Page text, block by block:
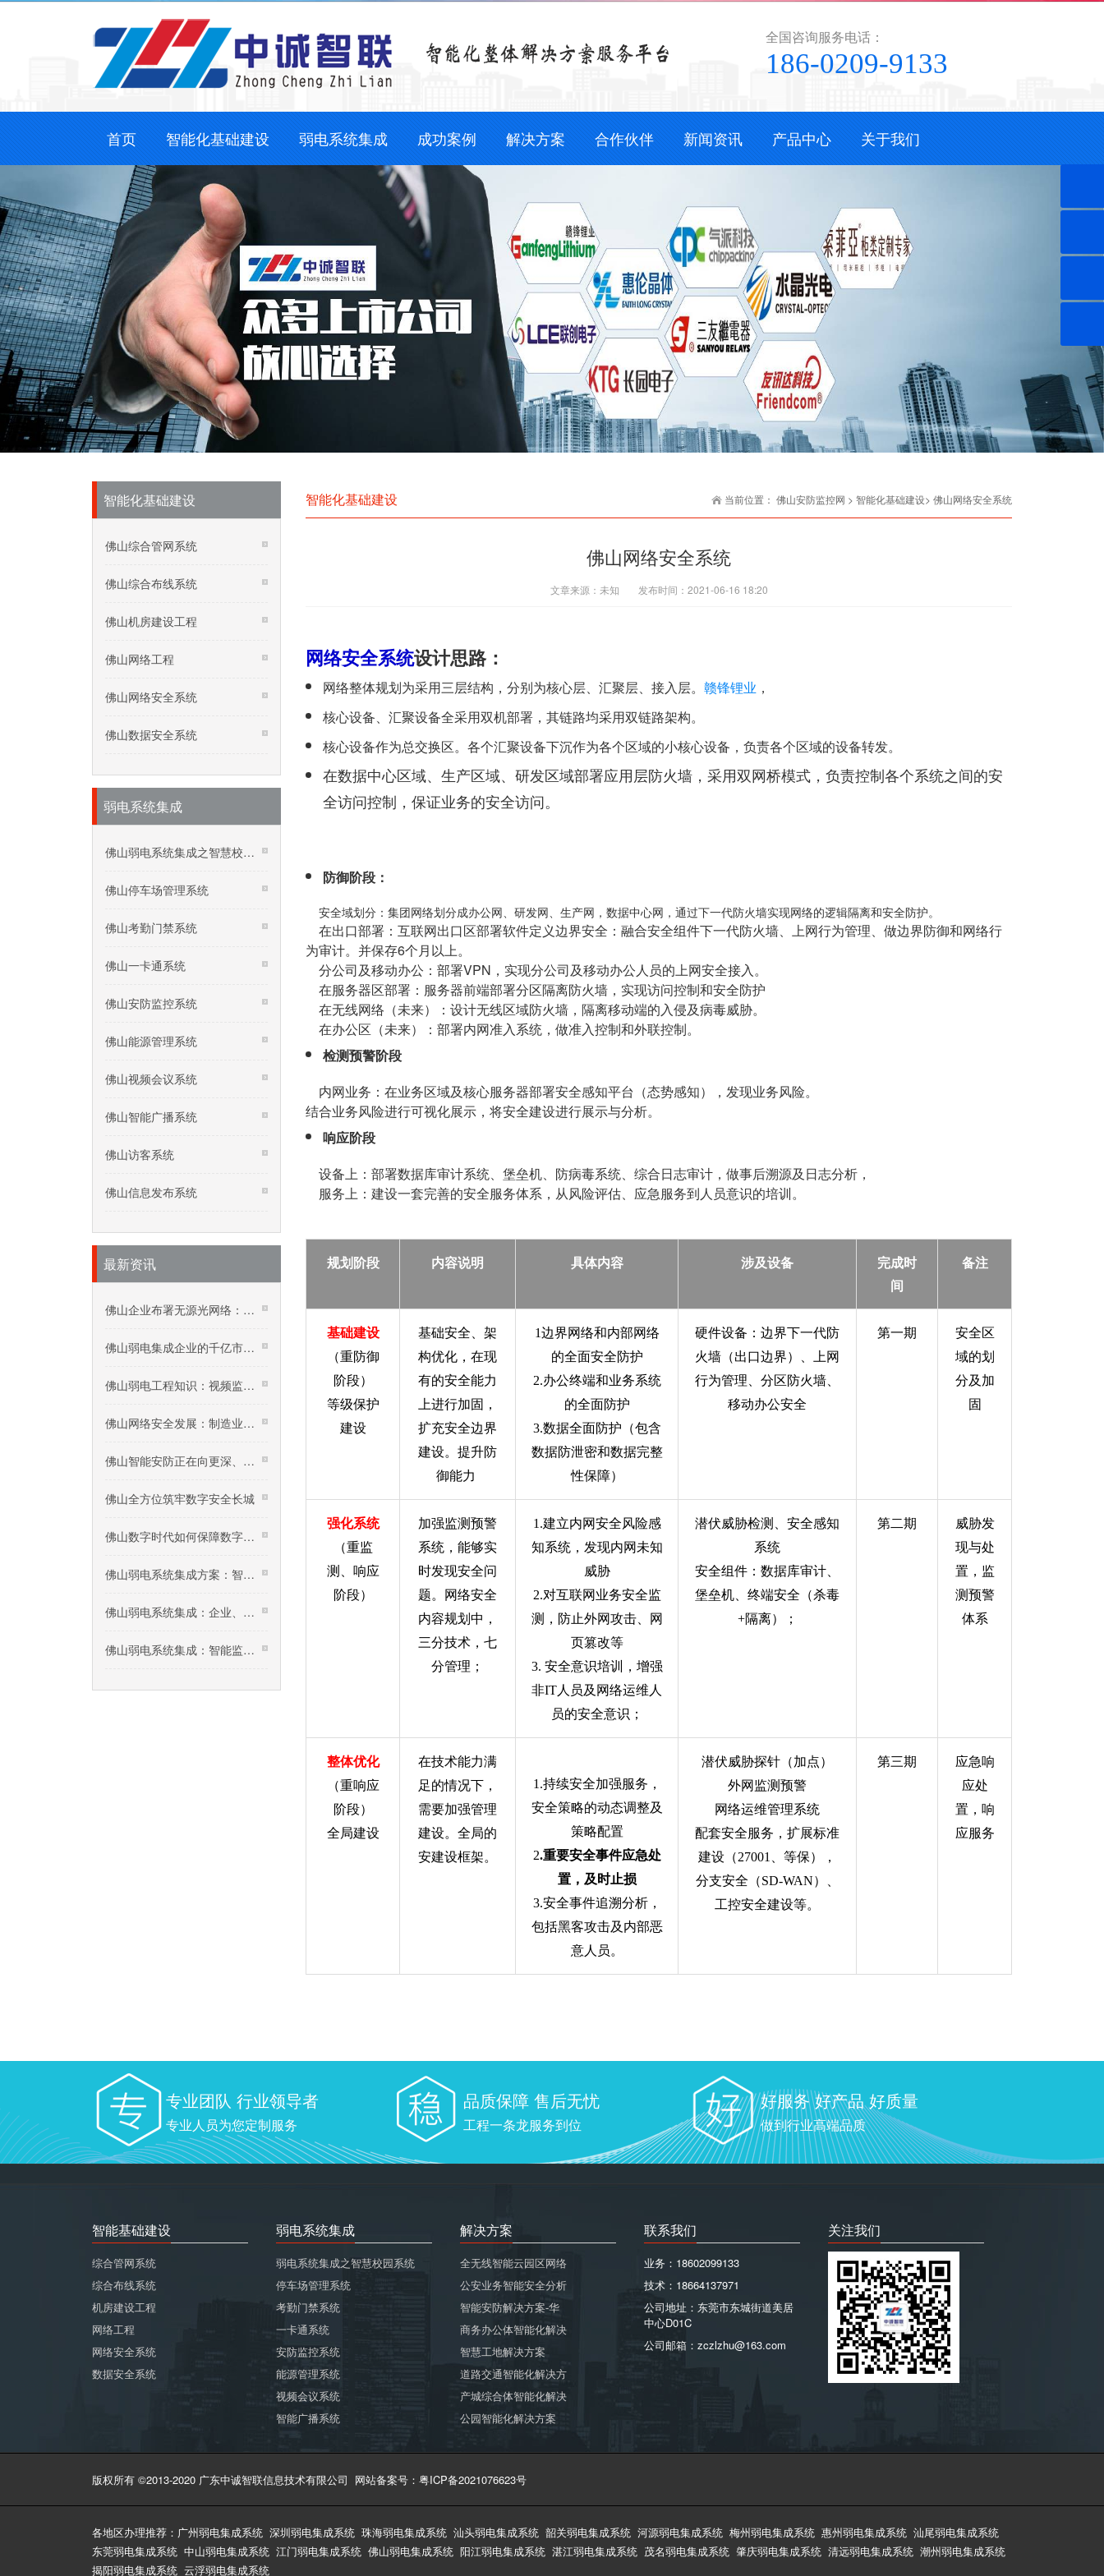
全国咨询服务电话：
186-0209-9133
首页 智能化基础建设 弱电系统集成 成功案例 解决方案 合作伙伴 新闻资讯 产品中心 关于我们
当前位置： 佛山安防监控网 > 智能化基础建设> 佛山网络安全系统
智能化基础建设
佛山网络安全系统
文章来源： 未知 发布时间： 2021-06-16 18:20
网络安全系统设计思路：
网络整体规划为采用三层结构，分别为核心层、汇聚层、接入层。 赣锋锂业 ，
核心设备、汇聚设备全采用双机部署，其链路均采用双链路架构。
核心设备作为总交换区。各个汇聚设备下沉作为各个区域的小核心设备，负责各个区域的设备转发。
在数据中心区域、生产区域、研发区域部署应用层防火墙，采用双网桥模式，负责控制各个系统之间的安
全访问控制，保证业务的安全访问。
防御阶段：
安全域划分：集团网络划分成办公网、研发网、生产网，数据中心网，通过下一代防火墙实现网络的逻辑隔离和安全防护。
在出口部署：互联网出口区部署软件定义边界安全：融合安全组件下一代防火墙、上网行为管理、做边界防御和网络行
为审计。并保存6个月以上。
分公司及移动办公：部署VPN，实现分公司及移动办公人员的上网安全接入。
在服务器区部署：服务器前端部署分区隔离防火墙，实现访问控制和安全防护
在无线网络（未来）：设计无线区域防火墙，隔离移动端的入侵及病毒威胁。
在办公区（未来）：部署内网准入系统，做准入控制和外联控制。
检测预警阶段
内网业务：在业务区域及核心服务器部署安全感知平台（态势感知），发现业务风险。
结合业务风险进行可视化展示，将安全建设进行展示与分析。
响应阶段
设备上：部署数据库审计系统、堡垒机、防病毒系统、综合日志审计，做事后溯源及日志分析，
服务上：建设一套完善的安全服务体系，从风险评估、应急服务到人员意识的培训。
规划阶段 内容说明 具体内容 涉及设备
完成时
间
备注
基础建设
（重防御
阶段）
等级保护
建设
基础安全、架
构优化，在现
有的安全能力
上进行加固，
扩充安全边界
建设。提升防
御能力
1边界网络和内部网络
的全面安全防护
2.办公终端和业务系统
的全面防护
3.数据全面防护（包含
数据防泄密和数据完整
性保障）
硬件设备：边界下一代防
火墙（出口边界）、上网
行为管理、分区防火墙、
移动办公安全
第一期
安全区
域的划
分及加
固
强化系统
（重监
测、响应
阶段）
加强监测预警
系统，能够实
时发现安全问
题。网络安全
内容规划中，
三分技术，七
分管理；
1.建立内网安全风险感
知系统，发现内网未知
威胁
2.对互联网业务安全监
测，防止外网攻击、网
页篡改等
3. 安全意识培训，增强
非IT人员及网络运维人
员的安全意识；
潜伏威胁检测、安全感知
系统
安全组件：数据库审计、
堡垒机、终端安全（杀毒
+隔离）；
第二期
威胁发
现与处
置，监
测预警
体系
整体优化
（重响应
阶段）
全局建设
在技术能力满
足的情况下，
需要加强管理
建设。全局的
安建设框架。
1.持续安全加强服务，
安全策略的动态调整及
策略配置
2.重要安全事件应急处
置，及时止损
3.安全事件追溯分析，
包括黑客攻击及 内部恶
意人员。
潜伏威胁探针（加点）
外网监测预警
网络运维管理系统
配套安全服务，扩展标准
建设（27001
、等保），
分支安全（SD-WAN）、
工控安全建设等。
第三期
应急响
应处
置，响
应服务
智能化基础建设
佛山综合管网系统
佛山综合布线系统
佛山机房建设工程
佛山网络工程
佛山网络安全系统
佛山数据安全系统
弱电系统集成
佛山弱电系统集成之智慧校园系统
佛山停车场管理系统
佛山考勤门禁系统
佛山一卡通系统
佛山安防监控系统
佛山能源管理系统
佛山视频会议系统
佛山智能广播系统
佛山访客系统
佛山信息发布系统
最新资讯
佛山企业布署无源光网络：五年投资回报率达192%
佛山弱电集成企业的千亿市场：核酸采样机器人
佛山弱电工程知识：视频监控在高温下要怎么保养？
佛山网络安全发展：制造业网络安全价值增加迅速
佛山智能安防正在向更深、更广领域迈进
佛山全方位筑牢数字安全长城
佛山数字时代如何保障数字资源安全？
佛山弱电系统集成方案：智慧安防平安小区建设，社
佛山弱电系统集成：企业、园区无线WLAN网络建设规划
佛山弱电系统集成：智能监控系统技术交底
专业团队 行业领导者
专业人员为您定制服务
品质保障 售后无忧
工程一条龙服务到位
好服务 好产品 好质量
做到行业高端品质
智能基础建设
综合管网系统
综合布线系统
机房建设工程
网络工程
网络安全系统
数据安全系统
弱电系统集成
弱电系统集成之智慧校园系统
停车场管理系统
考勤门禁系统
一卡通系统
安防监控系统
能源管理系统
视频会议系统
智能广播系统
解决方案
全无线智能云园区网络
公安业务智能安全分析
智能安防解决方案-华
商务办公体智能化解决
智慧工地解决方案
道路交通智能化解决方
产城综合体智能化解决
公园智能化解决方案
联系我们
业务：18602099133
技术：18664137971
公司地址：东莞市东城街道美居
中心D01C
公司邮箱：zczlzhu@163.com
关注我们
版权所有 ©2013-2020 广东中诚智联信息技术有限公司 网站备案号：粤ICP备2021076623号
各地区办理推荐： 广州弱电集成系统 深圳弱电集成系统 珠海弱电集成系统 汕头弱电集成系统 韶关弱电集成系统 河源弱电集成系统 梅州弱电集成系统 惠州弱电集成系统 汕尾弱电集成系统
东莞弱电集成系统 中山弱电集成系统 江门弱电集成系统 佛山弱电集成系统 阳江弱电集成系统 湛江弱电集成系统 茂名弱电集成系统 肇庆弱电集成系统 清远弱电集成系统 潮州弱电集成系统
揭阳弱电集成系统 云浮弱电集成系统